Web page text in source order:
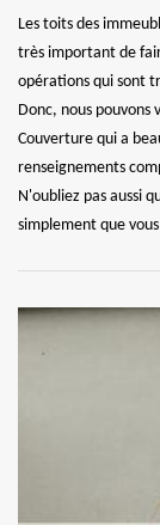
Les toits des
très important de
opérations qui sont
Donc, nous pouvons
Couverture qui a
renseignements
N'oubliez pas aussi
simplement que